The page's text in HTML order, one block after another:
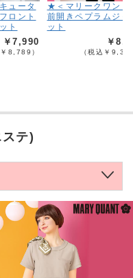
ュータ
ロント
ト
￥7,990
￥8,789）
★＜マリークワント
前開きペプラムジャ
ット
￥
（税込￥
テ)